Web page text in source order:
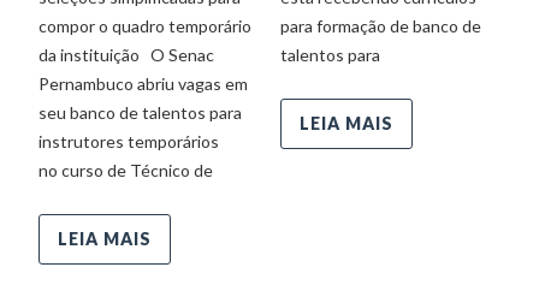
compor o quadro temporário
da instituição O Senac
Pernambuco abriu vagas em
seu banco de talentos para
instrutores temporários
no curso de Técnico de
LEIA MAIS
para formação de banco de
talentos para
LEIA MAIS